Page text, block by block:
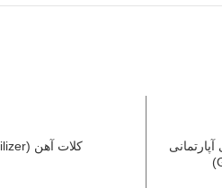
کلات آهن (Agrilizer)